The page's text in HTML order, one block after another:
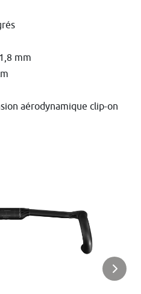
mm
aérodynamique clip-on